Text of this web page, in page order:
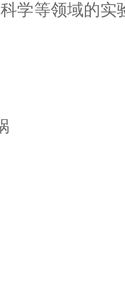
学等领域的实